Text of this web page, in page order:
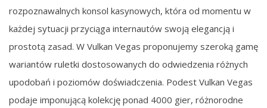
rozpoznawalnych konsol kasynowych, która od momentu w
każdej sytuacji przyciąga internautów swoją elegancją i
prostotą zasad. W Vulkan Vegas proponujemy szeroką gamę
wariantów ruletki dostosowanych do odwiedzenia różnych
upodobań i poziomów doświadczenia. Podest Vulkan Vegas
podaje imponującą kolekcję ponad 4000 gier, różnorodne